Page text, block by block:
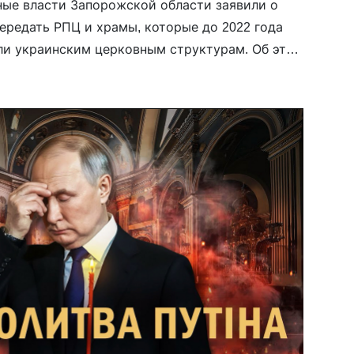
власти Запорожской области заявили о
РПЦ и храмы, которые до 2022 года
украинским церковным структурам. Об этом
Евгений Балицкий по итогам встречи с
Петром (Дмитриевым). По словам
идет о храмах, которые он назвал
«раскольническим структурам». Их
и передать […]